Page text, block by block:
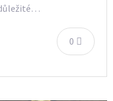
důležité…
0